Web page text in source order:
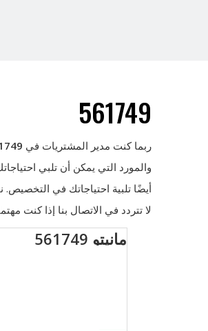
561749
ربما كنت مدير المشتريات في
والمورد التي يمكن أن تلبي
أيضًا تلبية احتياجاتك في
لا تتردد في الاتصال بنا إذا كنت
مانيتو 561749